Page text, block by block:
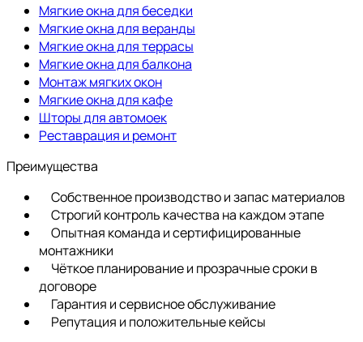
Мягкие окна для беседки
Мягкие окна для веранды
Мягкие окна для террасы
Мягкие окна для балкона
Монтаж мягких окон
Мягкие окна для кафе
Шторы для автомоек
Реставрация и ремонт
Преимущества
Собственное производство и запас материалов
Строгий контроль качества на каждом этапе
Опытная команда и сертифицированные
монтажники
Чёткое планирование и прозрачные сроки в
договоре
Гарантия и сервисное обслуживание
Репутация и положительные кейсы